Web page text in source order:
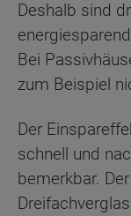
Deshalb sind
Bei
zum Beispiel
Der
schnell und
bemerkbar.